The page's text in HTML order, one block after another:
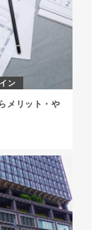
ン
メリット・や